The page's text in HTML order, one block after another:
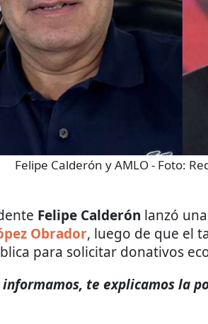
Felipe Calderón y AMLO- Foto:
Felipe Calderón lanzó
Obrador, luego de que el
para solicitar donativos
te explicamos la